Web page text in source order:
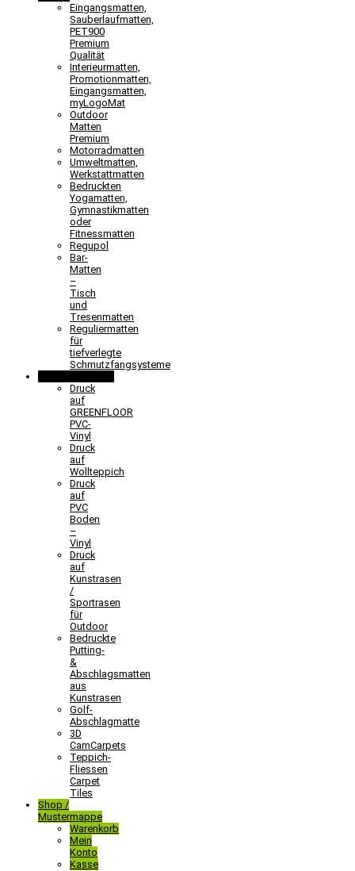
Eingangsmatten,
Sauberlaufmatten,
PET900
Premium
Qualität
Interieurmatten,
Promotionmatten,
Eingangsmatten,
myLogoMat
Outdoor
Matten
Premium
Motorradmatten
Umweltmatten,
Werkstattmatten
Bedruckten
Yogamatten,
Gymnastikmatten
oder
Fitnessmatten
Regupol
Bar-
Matten
–
Tisch
und
Tresenmatten
Reguliermatten
für
tiefverlegte
Schmutzfangsysteme
Druck
auf
GREENFLOOR
PVC-
Vinyl
Druck
auf
Wollteppich
Druck
auf
PVC
Boden
–
Vinyl
Druck
auf
Kunstrasen
/
Sportrasen
für
Outdoor
Bedruckte
Putting-
&
Abschlagsmatten
aus
Kunstrasen
Golf-
Abschlagmatte​
3D
CamCarpets
Teppich-
Fliessen
Carpet
Tiles
Shop /
Mustermappe
Warenkorb
Mein
Konto
Kasse